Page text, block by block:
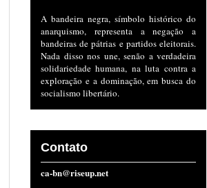
A bandeira negra, símbolo histórico do
anarquismo, representa a negação a
bandeiras de pátrias e partidos eleitorais.
Nada disso nos une, senão a verdadeira
solidariedade humana, na luta contra a
exploração e a dominação, em busca do
socialismo libertário.
Contato
ca-bn@riseup.net